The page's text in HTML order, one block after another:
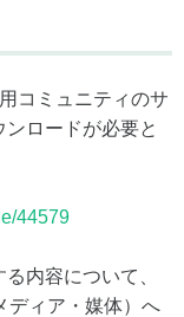
コミュニティのサ
ロードが必要と
44579
内容について、
ディア・媒体）へ